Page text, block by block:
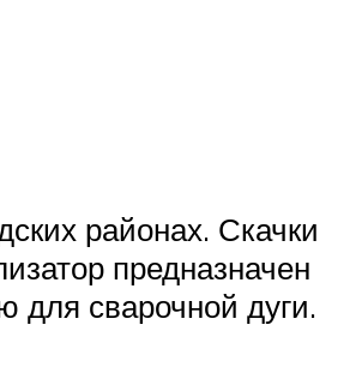
районах. Скачки
предназначен
для сварочной дуги.